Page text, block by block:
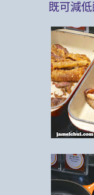
既可減